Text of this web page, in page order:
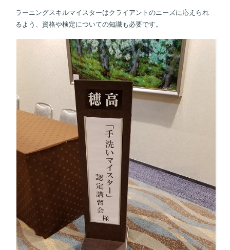
ラーニングスキルマイスターはクライアントのニーズに応えられ
るよう、資格や検定についての知識も必要です。